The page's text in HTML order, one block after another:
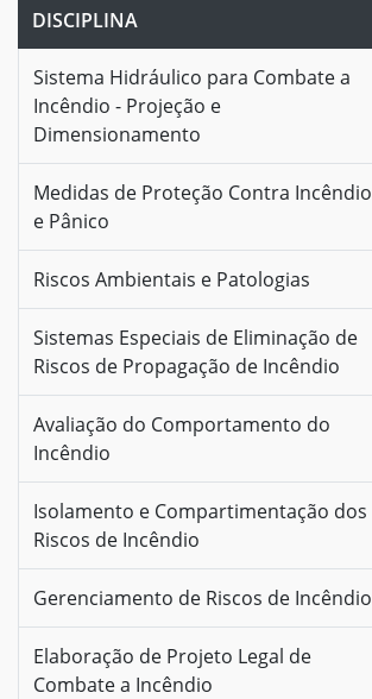
DISCIPLINA
Sistema Hidráulico para Combate a
Incêndio - Projeção e
Dimensionamento
Medidas de Proteção Contra Incêndio
e Pânico
Riscos Ambientais e Patologias
Sistemas Especiais de Eliminação de
Riscos de Propagação de Incêndio
Avaliação do Comportamento do
Incêndio
Isolamento e Compartimentação dos
Riscos de Incêndio
Gerenciamento de Riscos de Incêndio
Elaboração de Projeto Legal de
Combate a Incêndio